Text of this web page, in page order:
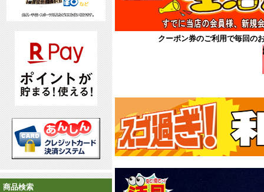
商品検索
クーポン券のご利用で毎回の